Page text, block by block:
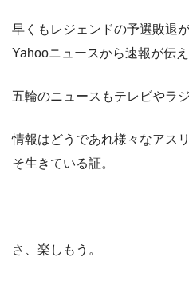
早くもレジェンドの予選敗退
Yahooニュースから速報が伝
五輪のニュースもテレビやラ
情報はどうであれ様々なアス
そ生きている証。
さ、楽しもう。